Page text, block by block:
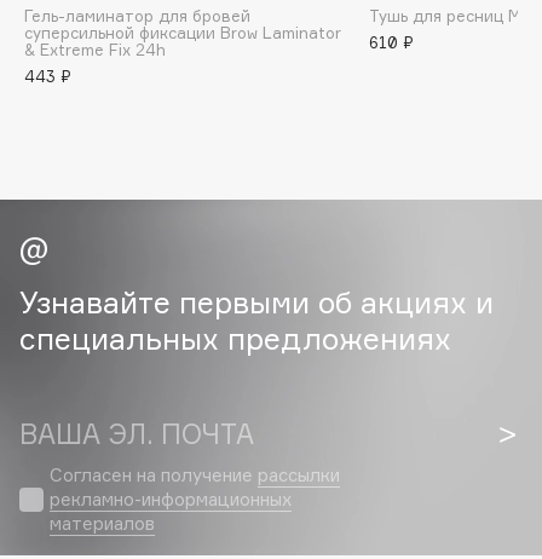
Clarins
Clarins Precious
Clinique
Corimo
CosRX
Crescina
Curaprox
D
Гель-ламинатор для бровей
суперсильной фиксации Brow Laminator
& Extreme Fix 24h
443 ₽
Тушь для ресниц
610 ₽
Узнавайте первыми об акциях и
специальных предложениях
ВАША ЭЛ. ПОЧТА
Согласен на получение рассылки
рекламно-информационных
материалов